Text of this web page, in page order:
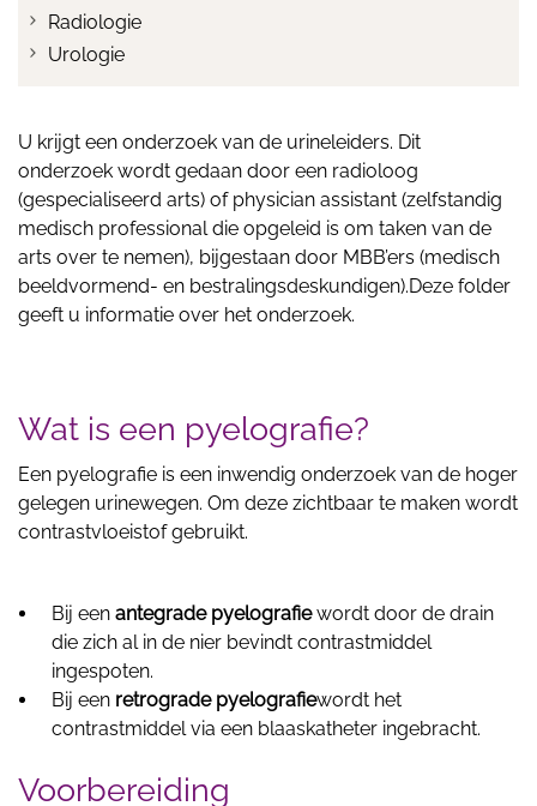
Radiologie
Urologie
U krijgt een onderzoek van de urineleiders. Dit
onderzoek wordt gedaan door een radioloog
(gespecialiseerd arts) of physician assistant (zelfstandig
medisch professional die opgeleid is om taken van de
arts over te nemen), bijgestaan door MBB’ers (medisch
beeldvormend- en bestralingsdeskundigen).Deze folder
geeft u informatie over het onderzoek.
Wat is een pyelografie?
Een pyelografie is een inwendig onderzoek van de hoger
gelegen urinewegen. Om deze zichtbaar te maken wordt
contrastvloeistof gebruikt.
Bij een antegrade pyelografiewordt door de drain
die zich al in de nier bevindt contrastmiddel
ingespoten.
Bij een retrograde pyelografiewordt het
contrastmiddel via een blaaskatheter ingebracht.
Voorbereiding